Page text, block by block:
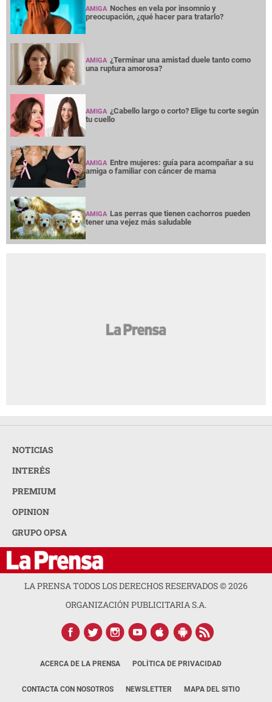
AMIGA Noches en vela por insomnio y
preocupación, ¿qué hacer para tratarlo?
AMIGA ¿Terminar una amistad duele tanto como
una ruptura amorosa?
AMIGA ¿Cabello largo o corto? Elige tu corte según
tu cuello
AMIGA Entre mujeres: guía para acompañar a su
amiga o familiar con cáncer de mama
AMIGA Las perras que tienen cachorros pueden
tener una vejez más saludable
NOTICIAS
INTERÉS
PREMIUM
OPINION
GRUPO OPSA
LA PRENSA TODOS LOS DERECHOS RESERVADOS ©2026
ORGANIZACIÓN PUBLICITARIA S.A.
ACERCA DE LA PRENSA POLÍTICA DE PRIVACIDAD
CONTACTA CON NOSOTROS NEWSLETTER MAPA DEL SITIO